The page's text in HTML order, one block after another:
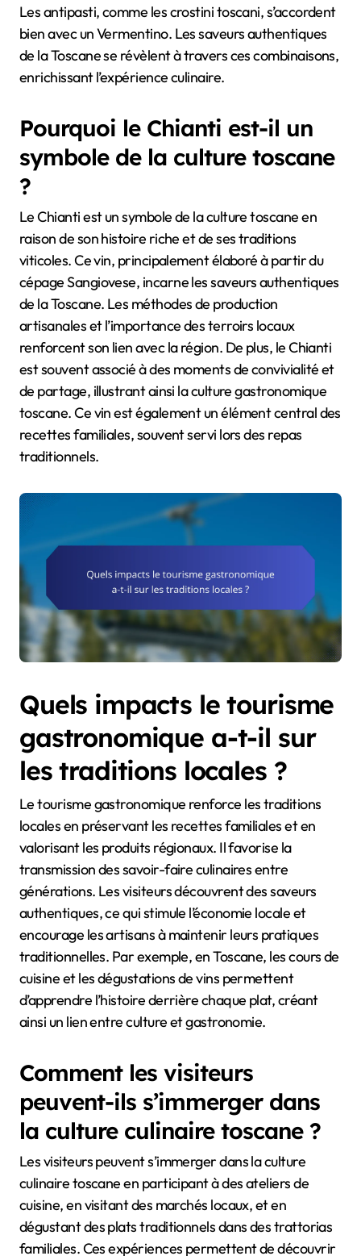
Les antipasti, comme les crostini toscani, s’accordent
bien avec un Vermentino. Les saveurs authentiques
de la Toscane se révèlent à travers ces combinaisons,
enrichissant l’expérience culinaire.
Pourquoi le Chianti est-il un
symbole de la culture toscane
?
Le Chianti est un symbole de la culture toscane en
raison de son histoire riche et de ses traditions
viticoles. Ce vin, principalement élaboré à partir du
cépage Sangiovese, incarne les saveurs authentiques
de la Toscane. Les méthodes de production
artisanales et l’importance des terroirs locaux
renforcent son lien avec la région. De plus, le Chianti
est souvent associé à des moments de convivialité et
de partage, illustrant ainsi la culture gastronomique
toscane. Ce vin est également un élément central des
recettes familiales, souvent servi lors des repas
traditionnels.
Quels impacts le tourisme
gastronomique a-t-il sur
les traditions locales ?
Le tourisme gastronomique renforce les traditions
locales en préservant les recettes familiales et en
valorisant les produits régionaux. Il favorise la
transmission des savoir-faire culinaires entre
générations. Les visiteurs découvrent des saveurs
authentiques, ce qui stimule l’économie locale et
encourage les artisans à maintenir leurs pratiques
traditionnelles. Par exemple, en Toscane, les cours de
cuisine et les dégustations de vins permettent
d’apprendre l’histoire derrière chaque plat, créant
ainsi un lien entre culture et gastronomie.
Comment les visiteurs
peuvent-ils s’immerger dans
la culture culinaire toscane ?
Les visiteurs peuvent s’immerger dans la culture
culinaire toscane en participant à des ateliers de
cuisine, en visitant des marchés locaux, et en
dégustant des plats traditionnels dans des trattorias
familiales. Ces expériences permettent de découvrir